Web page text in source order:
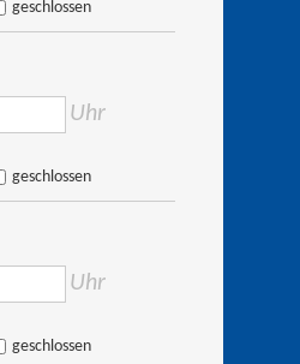
geschlossen
Uhr
geschlossen
Uhr
geschlossen